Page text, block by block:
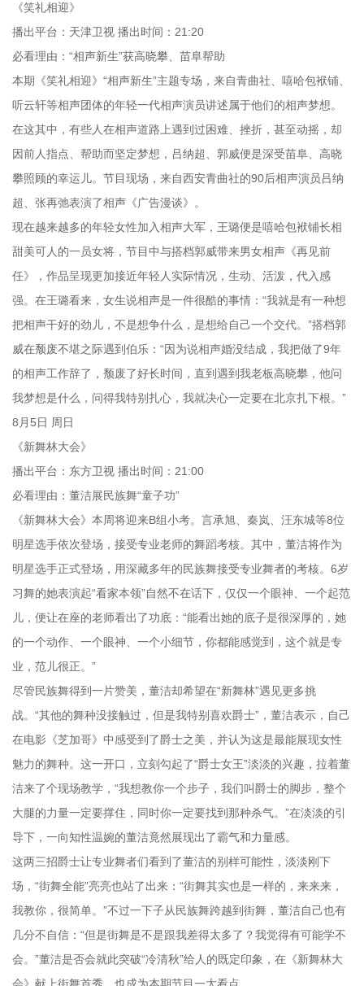
《笑礼相迎》
播出平台：天津卫视 播出时间：21:20
必看理由：“相声新生”获高晓攀、苗阜帮助
本期《笑礼相迎》“相声新生”主题专场，来自青曲社、嘻哈包袱铺、
听云轩等相声团体的年轻一代相声演员讲述属于他们的相声梦想。
在这其中，有些人在相声道路上遇到过困难、挫折，甚至动摇，却
因前人指点、帮助而坚定梦想，吕纳超、郭威便是深受苗阜、高晓
攀照顾的幸运儿。节目现场，来自西安青曲社的90后相声演员吕纳
超、张再弛表演了相声《广告漫谈》。
现在越来越多的年轻女性加入相声大军，王璐便是嘻哈包袱铺长相
甜美可人的一员女将，节目中与搭档郭威带来男女相声《再见前
任》，作品呈现更加接近年轻人实际情况，生动、活泼，代入感
强。在王璐看来，女生说相声是一件很酷的事情：“我就是有一种想
把相声干好的劲儿，不是想争什么，是想给自己一个交代。”搭档郭
威在颓废不堪之际遇到伯乐：“因为说相声婚没结成，我把做了9年
的相声工作辞了，颓废了好长时间，直到遇到我老板高晓攀，他问
我梦想是什么，问得我特别扎心，我就决心一定要在北京扎下根。”
8月5日 周日
《新舞林大会》
播出平台：东方卫视 播出时间：21:00
必看理由：董洁展民族舞“童子功”
《新舞林大会》本周将迎来B组小考。言承旭、秦岚、汪东城等8位
明星选手依次登场，接受专业老师的舞蹈考核。其中，董洁将作为
明星选手正式登场，用深藏多年的民族舞接受专业舞者的考核。6岁
习舞的她表演起“看家本领”自然不在话下，仅仅一个眼神、一个起范
儿，便让在座的老师看出了功底：“能看出她的底子是很深厚的，她
的一个动作、一个眼神、一个小细节，你都能感觉到，这个就是专
业，范儿很正。”
尽管民族舞得到一片赞美，董洁却希望在“新舞林”遇见更多挑
战。“其他的舞种没接触过，但是我特别喜欢爵士”，董洁表示，自己
在电影《芝加哥》中感受到了爵士之美，并认为这是最能展现女性
魅力的舞种。这一开口，立刻勾起了“爵士女王”淡淡的兴趣，拉着董
洁来了个现场教学，“我想教你一个步子，我们叫爵士的脚步，整个
大腿的力量一定要撑住，同时你一定要找到那种杀气。”在淡淡的引
导下，一向知性温婉的董洁竟然展现出了霸气和力量感。
这两三招爵士让专业舞者们看到了董洁的别样可能性，淡淡刚下
场，“街舞全能”亮亮也站了出来：“街舞其实也是一样的，来来来，
我教你，很简单。”不过一下子从民族舞跨越到街舞，董洁自己也有
几分不自信：“但是街舞是不是跟我差得太多了？我觉得有可能学不
会。”董洁是否会就此突破“冷清秋”给人的既定印象，在《新舞林大